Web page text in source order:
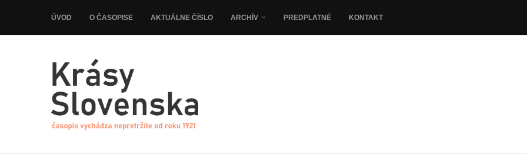
ÚVOD O ČASOPISE AKTUÁLNE ČÍSLO ARCHÍV PREDPLATNÉ KONTAKT